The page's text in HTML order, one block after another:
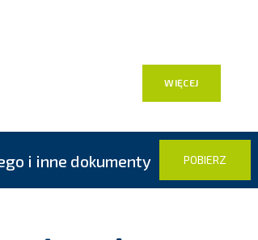
WIĘCEJ
i inne dokumenty POBIERZ